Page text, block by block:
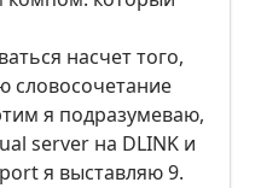
насчет того,
словосочетание
я подразумеваю,
server на DLINK и
я выставляю 9.